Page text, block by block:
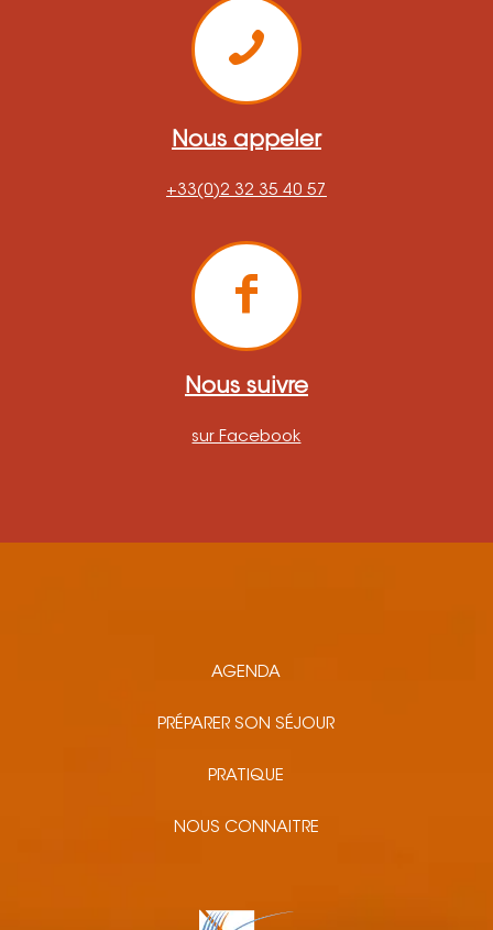
Nous appeler
+33(0)2 32 35 40 57
Nous suivre
sur Facebook
AGENDA
PRÉPARER SON SÉJOUR
PRATIQUE
NOUS CONNAITRE